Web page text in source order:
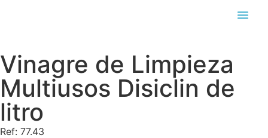
Vinagre de Limpieza
Multiusos Disiclin de
litro
Ref: 77.43